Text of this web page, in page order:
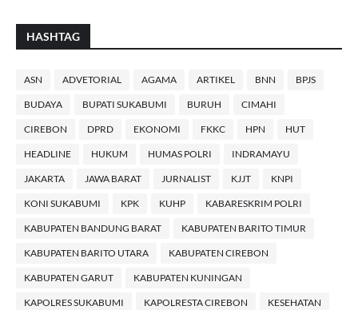
HASHTAG
ASN ADVETORIAL AGAMA ARTIKEL BNN BPJS
BUDAYA BUPATI SUKABUMI BURUH CIMAHI
CIREBON DPRD EKONOMI FKKC HPN HUT
HEADLINE HUKUM HUMAS POLRI INDRAMAYU
JAKARTA JAWA BARAT JURNALIST KJJT KNPI
KONI SUKABUMI KPK KUHP KABARESKRIM POLRI
KABUPATEN BANDUNG BARAT KABUPATEN BARITO TIMUR
KABUPATEN BARITO UTARA KABUPATEN CIREBON
KABUPATEN GARUT KABUPATEN KUNINGAN
KAPOLRES SUKABUMI KAPOLRESTA CIREBON KESEHATAN